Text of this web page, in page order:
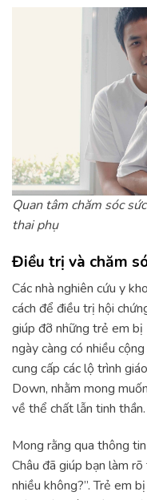
Quan tâm chăm sóc
thai phụ
Điều trị và chăm
Các nhà nghiên cứu y
cách để điều trị hội
giúp đỡ những trẻ em
ngày càng có nhiều
cung cấp các lộ trình
Down, nhằm mong
về thể chất lẫn tinh thần.
Mong rằng qua thông
Châu đã giúp bạn làm
nhiều không?”. Trẻ em